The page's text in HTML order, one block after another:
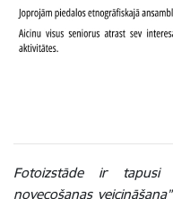
Fotoizstāde ir tapusi
novecošanas